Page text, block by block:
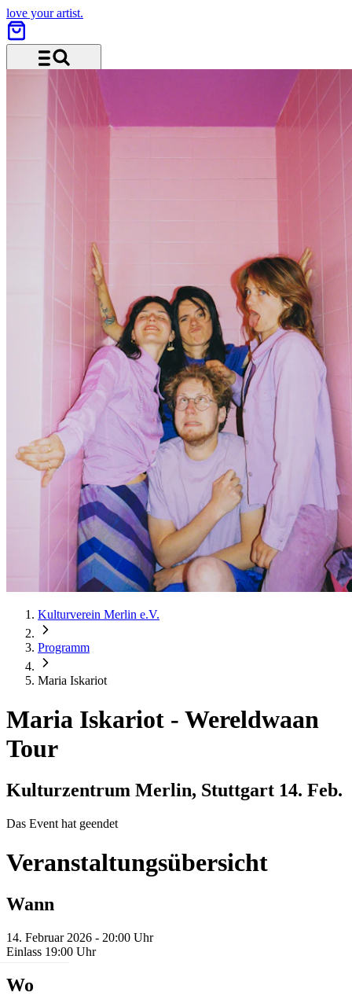
love your artist.
Menü und Suche
Kulturverein Merlin e.V.
Programm
Maria Iskariot
Maria Iskariot - Wereldwaan
Tour
Kulturzentrum Merlin, Stuttgart 14. Feb.
Das Event hat geendet
Veranstaltungsübersicht
Wann
14. Februar 2026 - 20:00 Uhr
Einlass 19:00 Uhr
Wo